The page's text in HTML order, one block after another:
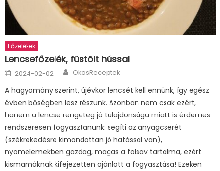
Főzelékek
Lencsefőzelék, füstölt hússal
Posted
on
2024-02-02 Author
OkosReceptek
A hagyomány szerint, újévkor lencsét kell ennünk, így egész
évben bőségben lesz részünk. Azonban nem csak ezért,
hanem a lencse rengeteg jó tulajdonsága miatt is érdemes
rendszeresen fogyasztanunk: segíti az anyagcserét
(székrekedésre kimondottan jó hatással van),
nyomelemekben gazdag, magas a folsav tartalma, ezért
kismamáknak kifejezetten ajánlott a fogyasztása! Ezeken